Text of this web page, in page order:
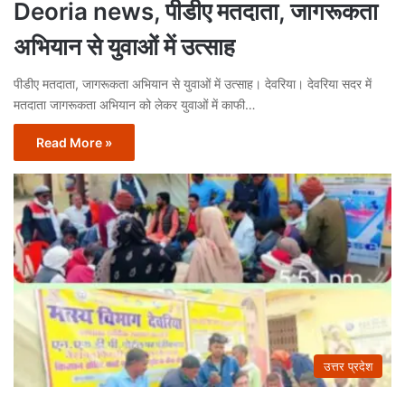
Deoria news, पीडीए मतदाता, जागरूकता
अभियान से युवाओं में उत्साह
पीडीए मतदाता, जागरूकता अभियान से युवाओं में उत्साह। देवरिया। देवरिया सदर में
मतदाता जागरूकता अभियान को लेकर युवाओं में काफी…
Read More »
उत्तर प्रदेश